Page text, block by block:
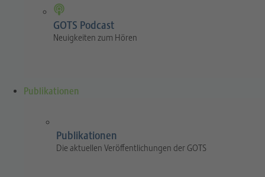
GOTS Podcast
Neuigkeiten zum Hören
Publikationen
Publikationen
Die aktuellen Veröffentlichungen der GOTS